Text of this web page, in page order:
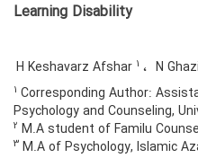
Learning Disability
H Keshavarz Afshar 1 N
1 Corresponding Author:
Psychology and Counseling,
2 M.A student of Familu
3 M.A of Psychology, Islamic